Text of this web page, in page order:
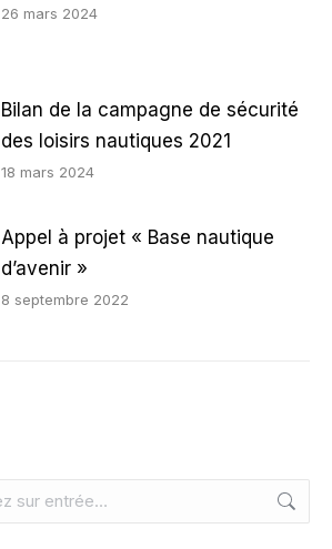
26 mars 2024
Bilan de la campagne de sécurité
des loisirs nautiques 2021
18 mars 2024
Appel à projet « Base nautique
d’avenir »
8 septembre 2022